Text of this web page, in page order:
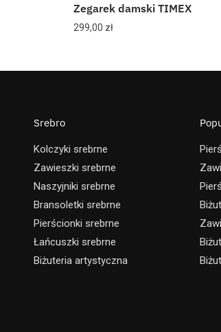
Zegarek damski TIMEX
299,00 zł
Srebro
Kolczyki srebrne
Zawieszki srebrne
Naszyjniki srebrne
Bransoletki srebrne
Pierścionki srebrne
Łańcuszki srebrne
Biżuteria artystyczna